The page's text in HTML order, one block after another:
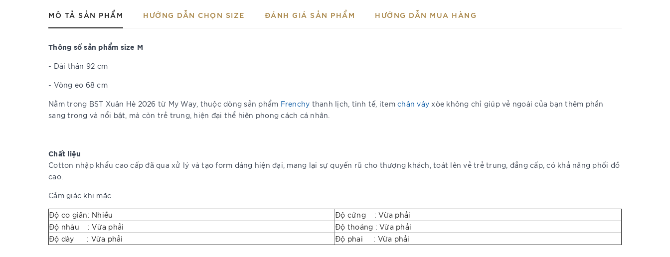
MÔ TẢ SẢN PHẨM HƯỚNG DẪN CHỌN SIZE ĐÁNH GIÁ SẢN PHẨM HƯỚNG DẪN MUA HÀNG
Thông số sản phẩm size M
- Dài thân 92 cm
- Vòng eo 68 cm
Nằm trong BST Xuân Hè 2026 từ My Way, thuộc dòng sản phẩm Frenchy thanh lịch, tinh tế, item chân váy xòe không chỉ giúp vẻ ngoài của bạn thêm phần
sang trọng và nổi bật, mà còn trẻ trung, hiện đại thể hiện phong cách cá nhân.
Chất liệu
Cotton nhập khẩu cao cấp đã qua xử lý và tạo form dáng hiện đại, mang lại sự quyến rũ cho thượng khách, toát lên vẻ trẻ trung, đẳng cấp, có khả năng phối đồ
cao.
Cảm giác khi mặc
Độ co giãn: Nhiều
Độ cứng : Vừa phải
Độ nhàu : Vừa phải
Độ thoáng : Vừa phải
Độ dày : Vừa phải
Độ phai : Vừa phải